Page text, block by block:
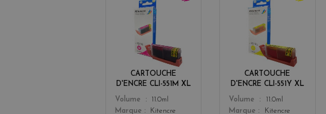
CARTOUCHE
D'ENCRE CLI-551M XL
Color
t
Volume
11.0ml
Marque
Kitencre
CARTOUCHE
D'ENCRE CLI-551Y XL
Color
o
w
Volume
11.0ml
Marque
Kitencre